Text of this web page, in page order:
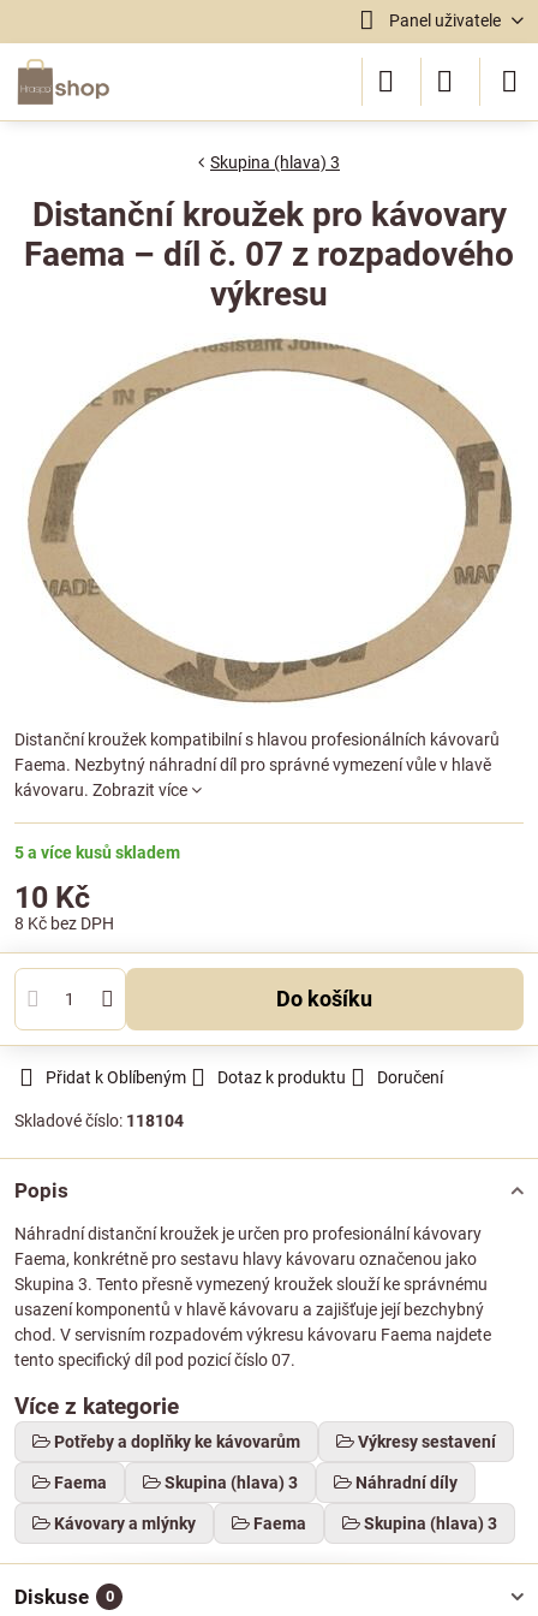
Panel uživatele
Skupina (hlava) 3
Distanční kroužek pro kávovary
Faema – díl č. 07 z rozpadového
výkresu
Distanční kroužek kompatibilní s hlavou profesionálních kávovarů
Faema. Nezbytný náhradní díl pro správné vymezení vůle v hlavě
kávovaru. Zobrazit více
5 a více kusů skladem
10 Kč
8 Kč bez DPH
Do košíku
Přidat k Oblíbeným Dotaz k produktu Doručení
Skladové číslo: 118104
Popis
Náhradní distanční kroužek je určen pro profesionální kávovary
Faema, konkrétně pro sestavu hlavy kávovaru označenou jako
Skupina 3. Tento přesně vymezený kroužek slouží ke správnému
usazení komponentů v hlavě kávovaru a zajišťuje její bezchybný
chod. V servisním rozpadovém výkresu kávovaru Faema najdete
tento specifický díl pod pozicí číslo 07.
Více z kategorie
Potřeby a doplňky ke kávovarům Výkresy sestavení
Faema Skupina (hlava) 3 Náhradní díly
Kávovary a mlýnky Faema Skupina (hlava) 3
Diskuse 0